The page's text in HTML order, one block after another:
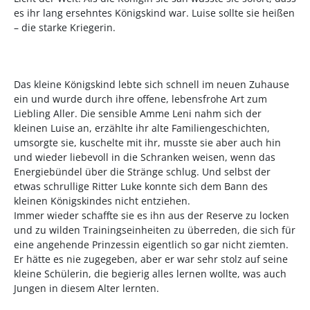
es ihr lang ersehntes Königskind war. Luise sollte sie heißen
– die starke Kriegerin.
Das kleine Königskind lebte sich schnell im neuen Zuhause
ein und wurde durch ihre offene, lebensfrohe Art zum
Liebling Aller. Die sensible Amme Leni nahm sich der
kleinen Luise an, erzählte ihr alte Familiengeschichten,
umsorgte sie, kuschelte mit ihr, musste sie aber auch hin
und wieder liebevoll in die Schranken weisen, wenn das
Energiebündel über die Stränge schlug. Und selbst der
etwas schrullige Ritter Luke konnte sich dem Bann des
kleinen Königskindes nicht entziehen.
Immer wieder schaffte sie es ihn aus der Reserve zu locken
und zu wilden Trainingseinheiten zu überreden, die sich für
eine angehende Prinzessin eigentlich so gar nicht ziemten.
Er hätte es nie zugegeben, aber er war sehr stolz auf seine
kleine Schülerin, die begierig alles lernen wollte, was auch
Jungen in diesem Alter lernten.